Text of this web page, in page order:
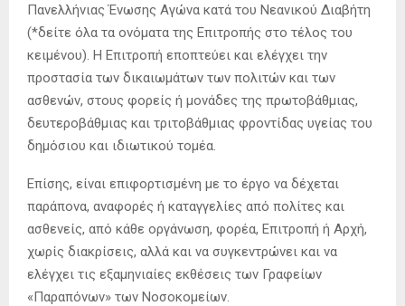
Πανελλήνιας Ένωσης Αγώνα κατά του Νεανικού Διαβήτη
(*δείτε όλα τα ονόματα της Επιτροπής στο τέλος του
κειμένου). Η Επιτροπή εποπτεύει και ελέγχει την
προστασία των δικαιωμάτων των πολιτών και των
ασθενών, στους φορείς ή μονάδες της πρωτοβάθμιας,
δευτεροβάθμιας και τριτοβάθμιας φροντίδας υγείας του
δημόσιου και ιδιωτικού τομέα.
Επίσης, είναι επιφορτισμένη με το έργο να δέχεται
παράπονα, αναφορές ή καταγγελίες από πολίτες και
ασθενείς, από κάθε οργάνωση, φορέα, Επιτροπή ή Αρχή,
χωρίς διακρίσεις, αλλά και να συγκεντρώνει και να
ελέγχει τις εξαμηνιαίες εκθέσεις των Γραφείων
«Παραπόνων» των Νοσοκομείων.